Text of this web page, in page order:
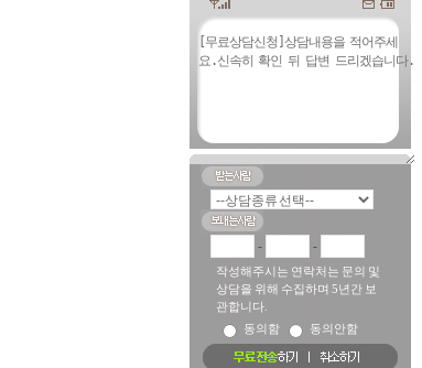
- -
작성해주시는 연락처는 문의 및
상담을 위해 수집하며 5년간 보
관합니다.
동의함
동의안함